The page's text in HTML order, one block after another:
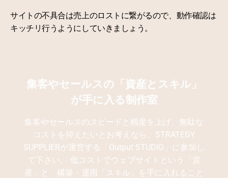
サイトの不具合は売上のロストに繋がるので、動作確認は
キッチリ行うようにしていきましょう。
集客やセールスの「資産とスキル」
が手に入る制作室
集客やセールスのスピードと精度を上げ、無駄な
コストを抑えたいとお考えなら、STRATEGY
SUPPLIERが運営する「Output STUDIO」に参加し
て下さい。 低コストでウェブサイトという「資
産」と、構築・運用「スキル」を手に入れること